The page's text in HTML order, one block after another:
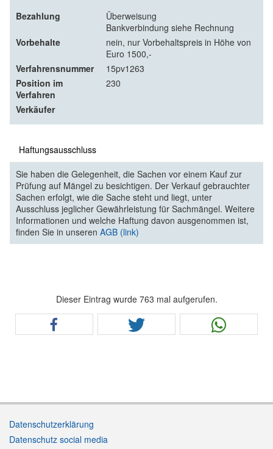
Bezahlung
Überweisung
Bankverbindung siehe Rechnung
Vorbehalte
nein, nur Vorbehaltspreis in Höhe von
Euro 1500,-
Verfahrensnummer
15pv1263
Position im
Verfahren
230
Verkäufer
Haftungsausschluss
Sie haben die Gelegenheit, die Sachen vor einem Kauf zur
Prüfung auf Mängel zu besichtigen. Der Verkauf gebrauchter
Sachen erfolgt, wie die Sache steht und liegt, unter
Ausschluss jeglicher Gewährleistung für Sachmängel. Weitere
Informationen und welche Haftung davon ausgenommen ist,
finden Sie in unseren AGB (link)
Dieser Eintrag wurde 763 mal aufgerufen.
Datenschutzerklärung
Datenschutz social media